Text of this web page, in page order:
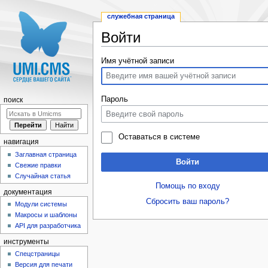
Войти
Имя учётной записи
Пароль
Оставаться в системе
Войти
Помощь по входу
Сбросить ваш пароль?
служебная страница
поиск
навигация
Заглавная страница
Свежие правки
Случайная статья
документация
Модули системы
Макросы и шаблоны
API для разработчика
инструменты
Спецстраницы
Версия для печати